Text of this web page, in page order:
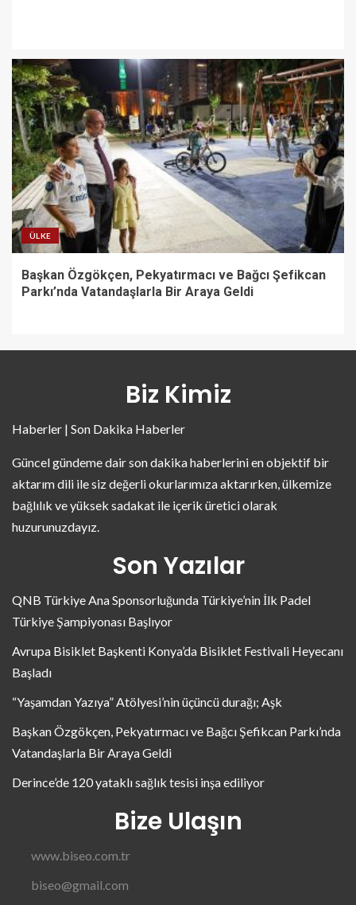
ÜLKE
Başkan Özgökçen, Pekyatırmacı ve Bağcı Şefikcan
Parkı’nda Vatandaşlarla Bir Araya Geldi
Biz Kimiz
Haberler | Son Dakika Haberler
Güncel gündeme dair son dakika haberlerini en objektif bir
aktarım dili ile siz değerli okurlarımıza aktarırken, ülkemize
bağlılık ve yüksek sadakat ile içerik üretici olarak
huzurunuzdayız.
Son Yazılar
QNB Türkiye Ana Sponsorluğunda Türkiye’nin İlk Padel
Türkiye Şampiyonası Başlıyor
Avrupa Bisiklet Başkenti Konya’da Bisiklet Festivali Heyecanı
Başladı
“Yaşamdan Yazıya” Atölyesi’nin üçüncü durağı; Aşk
Başkan Özgökçen, Pekyatırmacı ve Bağcı Şefikcan Parkı’nda
Vatandaşlarla Bir Araya Geldi
Derince’de 120 yataklı sağlık tesisi inşa ediliyor
Bize Ulaşın
www.biseo.com.tr
biseo@gmail.com